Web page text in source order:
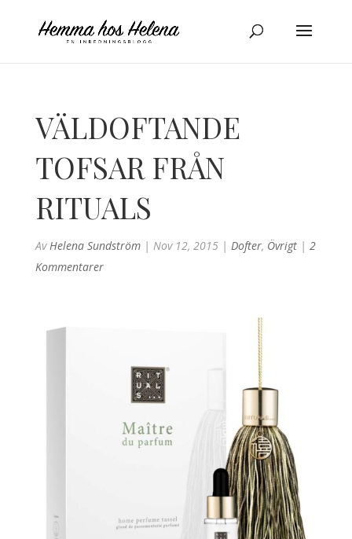
VÄLDOFTANDE
TOFSAR FRÅN
RITUALS
AvHelena Sundström| Nov 12, 2015| Dofter, Övrigt| 2
Kommentarer